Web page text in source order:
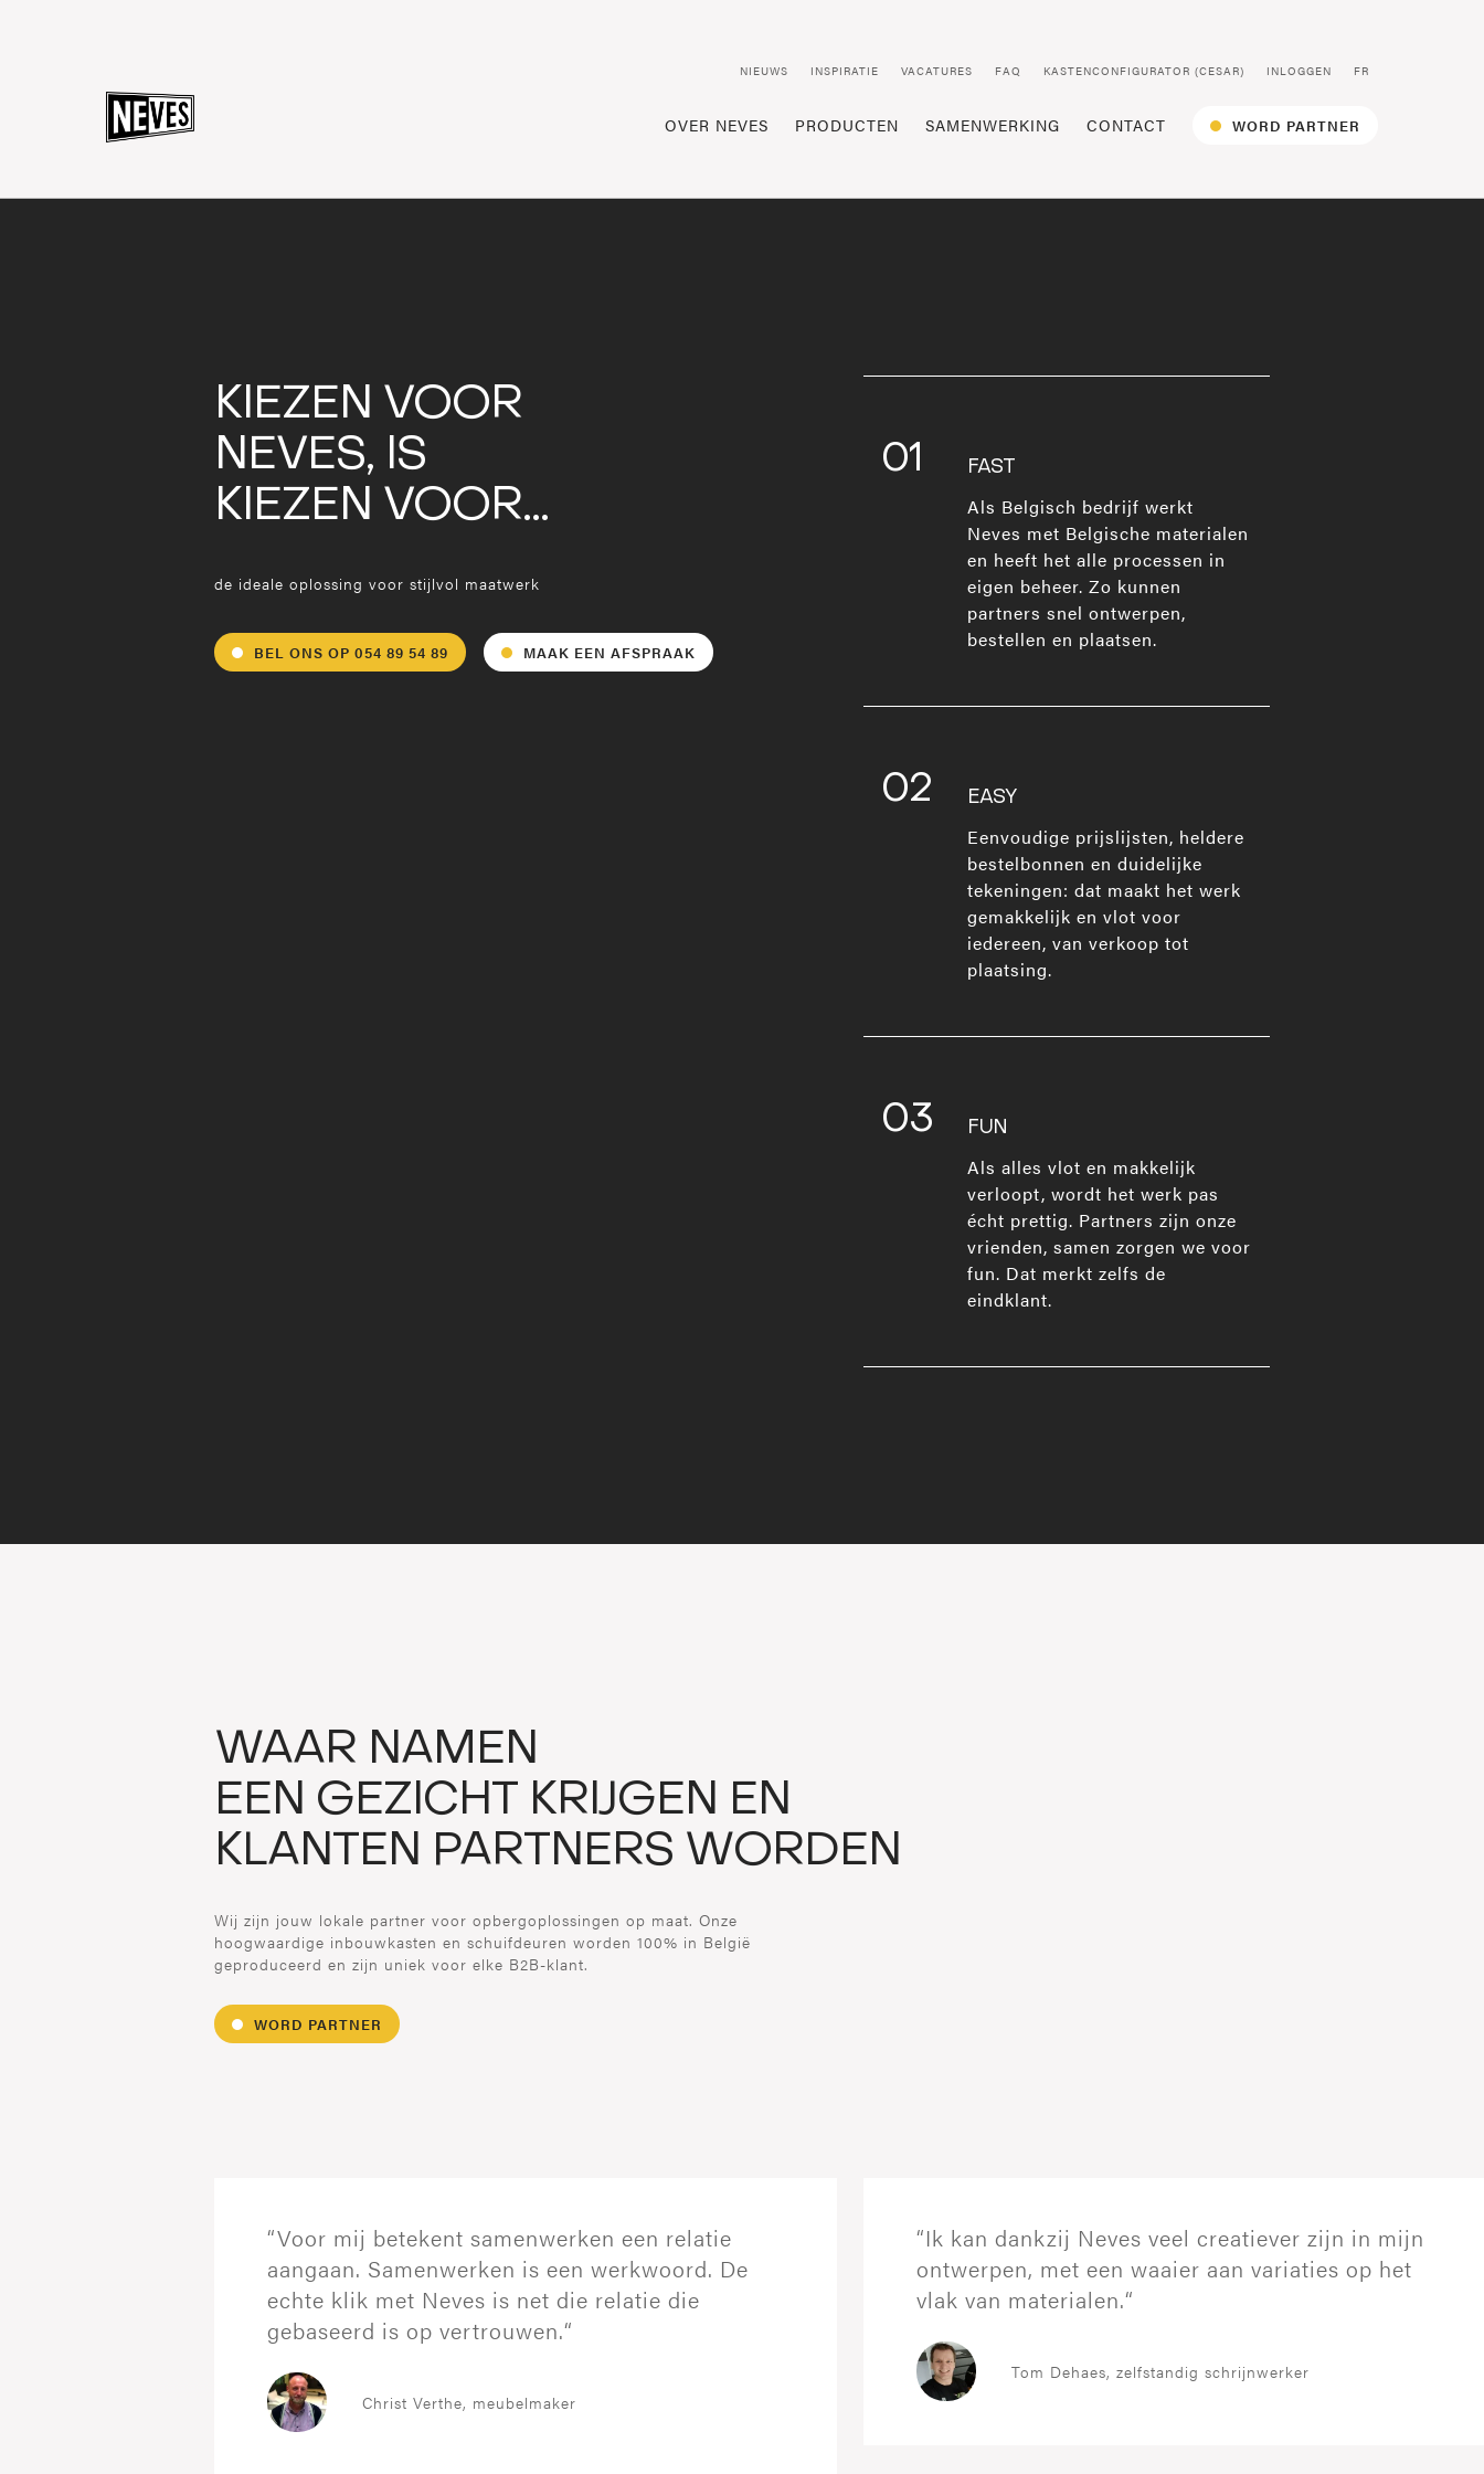
NIEUWS INSPIRATIE VACATURES FAQ KASTENCONFIGURATOR (CESAR) INLOGGEN FR
OVER NEVES PRODUCTEN SAMENWERKING CONTACT WORD PARTNER
KIEZEN VOOR
NEVES, IS
KIEZEN VOOR...
de ideale oplossing voor stijlvol maatwerk
BEL ONS OP 054 89 54 89 MAAK EEN AFSPRAAK
01 FAST
Als Belgisch bedrijf werkt
Neves met Belgische materialen
en heeft het alle processen in
eigen beheer. Zo kunnen
partners snel ontwerpen,
bestellen en plaatsen.
02 EASY
Eenvoudige prijslijsten, heldere
bestelbonnen en duidelijke
tekeningen: dat maakt het werk
gemakkelijk en vlot voor
iedereen, van verkoop tot
plaatsing.
03 FUN
Als alles vlot en makkelijk
verloopt, wordt het werk pas
écht prettig. Partners zijn onze
vrienden, samen zorgen we voor
fun. Dat merkt zelfs de
eindklant.
WAAR NAMEN
EEN GEZICHT KRIJGEN EN
KLANTEN PARTNERS WORDEN
Wij zijn jouw lokale partner voor opbergoplossingen op maat. Onze
hoogwaardige inbouwkasten en schuifdeuren worden 100% in België
geproduceerd en zijn uniek voor elke B2B-klant.
WORD PARTNER
“Voor mij betekent samenwerken een relatie
aangaan. Samenwerken is een werkwoord. De
echte klik met Neves is net die relatie die
gebaseerd is op vertrouwen.“
Christ Verthe, meubelmaker
“Ik kan dankzij Neves veel creatiever zijn in mijn
ontwerpen, met een waaier aan variaties op het
vlak van materialen.“
Tom Dehaes, zelfstandig schrijnwerker
ONZE BROCHURE
*
DE NEVES GAZET
*